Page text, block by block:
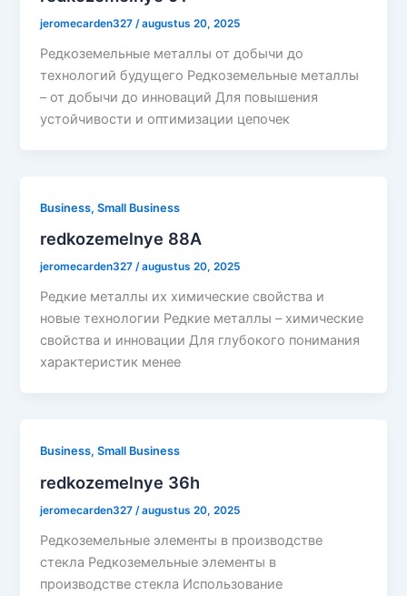
jeromecarden327/augustus 20, 2025
Редкоземельные металлы от добычи до
технологий будущего Редкоземельные металлы
– от добычи до инноваций Для повышения
устойчивости и оптимизации цепочек
Business, Small Business
redkozemelnye 88A
jeromecarden327/augustus 20, 2025
Редкие металлы их химические свойства и
новые технологии Редкие металлы – химические
свойства и инновации Для глубокого понимания
характеристик менее
Business, Small Business
redkozemelnye 36h
jeromecarden327 /augustus 20, 2025
Редкоземельные элементы в производстве
стекла Редкоземельные элементы в
производстве стекла Использование